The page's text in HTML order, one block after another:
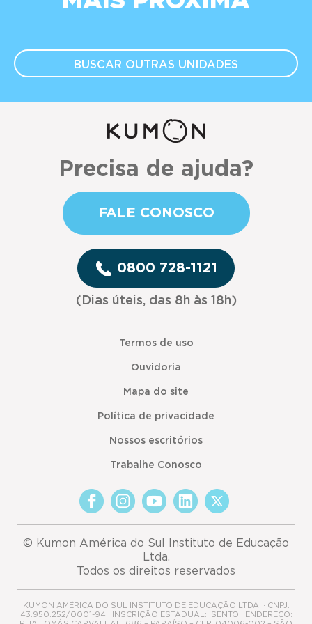
BUSCAR OUTRAS UNIDADES
Precisa de ajuda?
FALE CONOSCO
0800 728-1121
(Dias úteis, das 8h às 18h)
Termos de uso
Ouvidoria
Mapa do site
Política de privacidade
Nossos escritórios
Trabalhe Conosco
© Kumon América do Sul Instituto de Educação
Ltda.
Todos os direitos reservados
KUMON AMÉRICA DO SUL INSTITUTO DE EDUCAÇÃO LTDA. · CNPJ:
43.950.252/0001-94 · INSCRIÇÃO ESTADUAL: ISENTO · ENDEREÇO: